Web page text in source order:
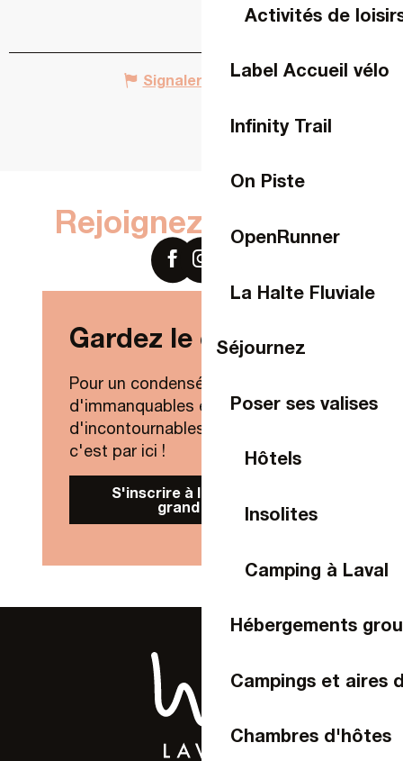
Activités de
Label Accueil vélo
Infinity Trail
On Piste
OpenRunner
La Halte Fluviale
Séjournez
Poser ses valises
Hôtels
Insolites
Camping à Laval
Hébergements
Campings et aires
Chambres d'hôtes
Signaler une erreur
Rejoignez-nous sur
Gardez le contact !
Pour un condensé de nouveautés,
d'immanquables et
d'incontournables de Laval Agglo,
c'est par ici !
S'inscrire à la Newsletter
grand public